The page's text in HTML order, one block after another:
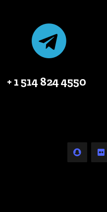
4550 824 514 1 +